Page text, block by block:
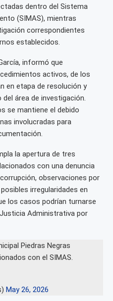
dentro del Sistema
(SIMAS), mientras
correspondientes
establecidos.
informó que
activos, de los
en etapa de resolución y
área de investigación.
se mantiene el debido
involucradas para
la apertura de tres
con una denuncia
observaciones por
irregularidades en
los casos podrían turnarse
Administrativa por
Piedras Negras
con el SIMAS.
May 26, 2026